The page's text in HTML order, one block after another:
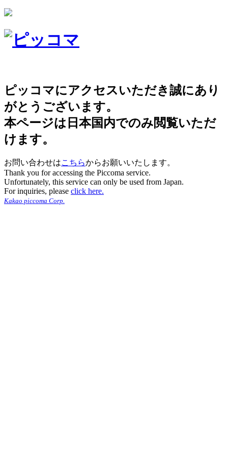
ピッコマにアクセスいただき誠にあり
がとうございます。
本ページは日本国内でのみ閲覧いただ
けます。
お問い合わせはこちらからお願いいたします。
Thank you for accessing the Piccoma service.
Unfortunately, this service can only be used from Japan.
For inquiries, please click here.
Kakao piccoma Corp.